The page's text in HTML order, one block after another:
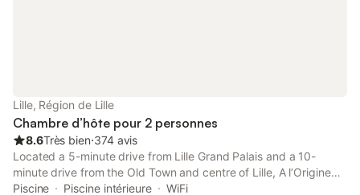
Lille, Région de Lille
Chambre d’hôte pour 2 personnes
8.6Très bien⋅374 avis
Located a 5-minute drive from Lille Grand Palais and a 10-
minute drive from the Old Town and centre of Lille, A l’Origine
offers guests free access to a heated indoor swimming pool, a
Piscine Piscine intérieure WiFi